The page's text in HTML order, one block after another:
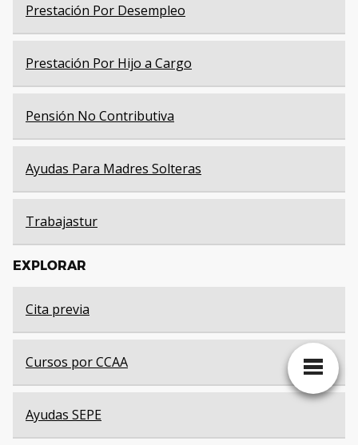
Prestación Por Desempleo
Prestación Por Hijo a Cargo
Pensión No Contributiva
Ayudas Para Madres Solteras
Trabajastur
EXPLORAR
Cita previa
Cursos por CCAA
Ayudas SEPE